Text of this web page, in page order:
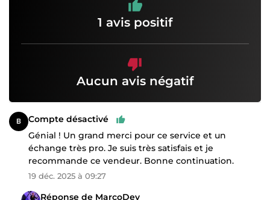
1 avis positif
Aucun avis négatif
Compte désactivé
Génial ! Un grand merci pour ce service et un
échange très pro. Je suis très satisfais et je
recommande ce vendeur. Bonne continuation.
19 déc. 2025 à 09:27
Réponse de MarcoDev